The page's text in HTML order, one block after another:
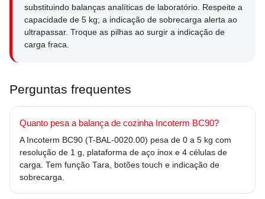
substituindo balanças analíticas de laboratório. Respeite a
capacidade de 5 kg; a indicação de sobrecarga alerta ao
ultrapassar. Troque as pilhas ao surgir a indicação de
carga fraca.
Perguntas frequentes
Quanto pesa a balança de cozinha Incoterm BC90?
A Incoterm BC90 (T-BAL-0020.00) pesa de 0 a 5 kg com
resolução de 1 g, plataforma de aço inox e 4 células de
carga. Tem função Tara, botões touch e indicação de
sobrecarga.